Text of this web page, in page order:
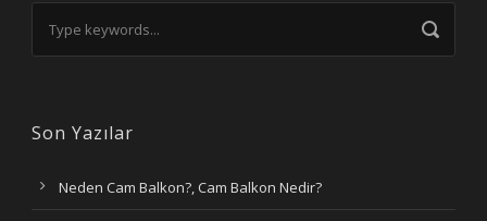
Son Yazılar
Neden Cam Balkon?, Cam Balkon Nedir?